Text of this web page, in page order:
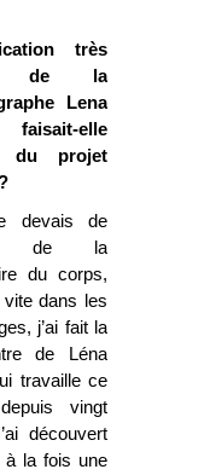
très
de la
Lena
elle
du projet
devais de
de la
du corps,
dans les
j’ai fait la
de Léna
travaille ce
vingt
découvert
à la fois une